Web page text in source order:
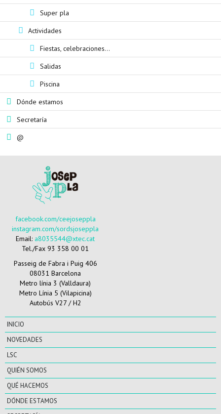
Super pla
Actividades
Fiestas, celebraciones...
Salidas
Piscina
Dónde estamos
Secretaría
@
facebook.com/ceejoseppla
instagram.com/sordsjoseppla
Email: a8035544@xtec.cat
Tel./Fax 93 358 00 01
Passeig de Fabra i Puig 406
08031 Barcelona
Metro línia 3 (Valldaura)
Metro Línia 5 (Vilapicina)
Autobús V27 / H2
INICIO
NOVEDADES
LSC
QUIÉN SOMOS
QUÉ HACEMOS
DÓNDE ESTAMOS